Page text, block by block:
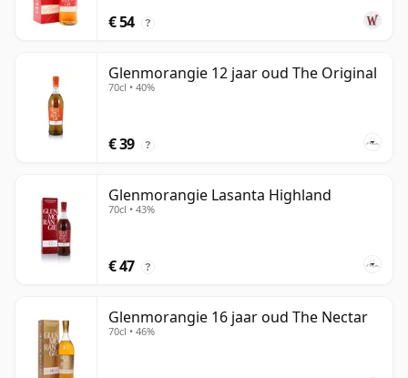
€ 54 ?
Glenmorangie 12 jaar oud The Original
70cl • 40%
€ 39 ?
Glenmorangie Lasanta Highland
70cl • 43%
€ 47 ?
Glenmorangie 16 jaar oud The Nectar
70cl • 46%